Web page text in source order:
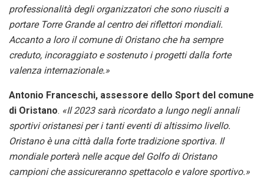
professionalità degli organizzatori che sono riusciti a
portare Torre Grande al centro dei riflettori mondiali.
Accanto a loro il comune di Oristano che ha sempre
creduto, incoraggiato e sostenuto i progetti dalla forte
valenza internazionale.»
Antonio Franceschi, assessore dello Sport del comune
di Oristano. «Il 2023 sarà ricordato a lungo negli annali
sportivi oristanesi per i tanti eventi di altissimo livello.
Oristano è una città dalla forte tradizione sportiva. Il
mondiale porterà nelle acque del Golfo di Oristano
campioni che assicureranno spettacolo e valore sportivo.»